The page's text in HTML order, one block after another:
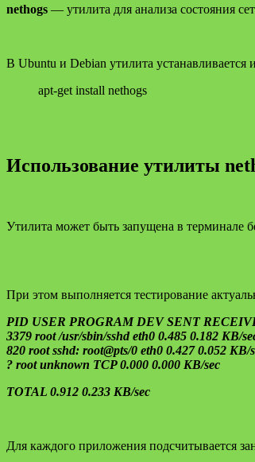
nethogs — утилита для анализа состояния
В Ubuntu и Debian утилита устанавливается
apt-get install nethogs
Использование утилиты
Утилита может быть запущена в терминале
При этом выполняется тестирование
PID USER PROGRAM DEV SENT
3379 root /usr/sbin/sshd eth0 0.485 0.182 KB/
820 root sshd: root@pts/0 eth0 0.427 0.052 KB/
? root unknown TCP 0.000 0.000 KB/sec
TOTAL 0.912 0.233 KB/sec
Для каждого приложения подсчитывается